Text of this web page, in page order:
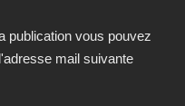
publication vous pouvez
mail suivante